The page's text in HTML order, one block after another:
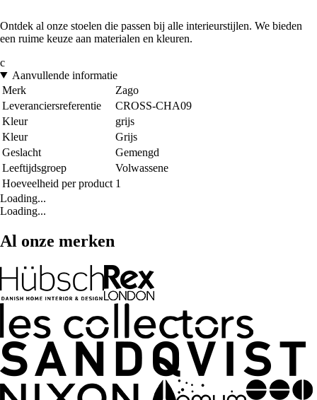
Ontdek al onze stoelen die passen bij alle interieurstijlen. We bieden
een ruime keuze aan materialen en kleuren.
c
Aanvullende informatie
Merk
Zago
Leveranciersreferentie
CROSS-CHA09
Kleur
grijs
Kleur
Grijs
Geslacht
Gemengd
Leeftijdsgroep
Volwassene
Hoeveelheid per product 1
Loading...
Loading...
Al onze merken